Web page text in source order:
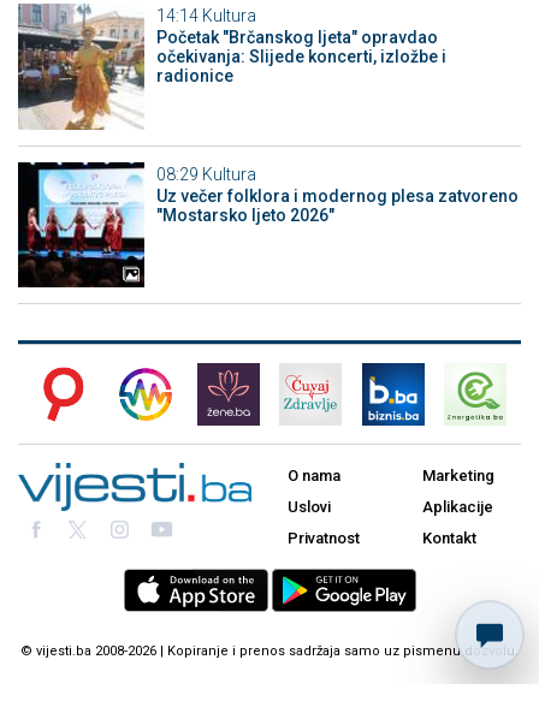
14:14 Kultura
Početak "Brčanskog ljeta" opravdao
očekivanja: Slijede koncerti, izložbe i
radionice
08:29 Kultura
Uz večer folklora i modernog plesa zatvoreno
"Mostarsko ljeto 2026"
O nama
Uslovi
Privatnost
Marketing
Aplikacije
Kontakt
© vijesti.ba 2008-2026 | Kopiranje i prenos sadržaja samo uz pismenu dozvolu.